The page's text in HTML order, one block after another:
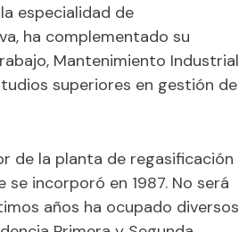
especialidad de
ha complementado su
Mantenimiento Industrial
superiores en gestión de
de la planta de regasificación
se incorporó en 1987. No será
años ha ocupado diversos